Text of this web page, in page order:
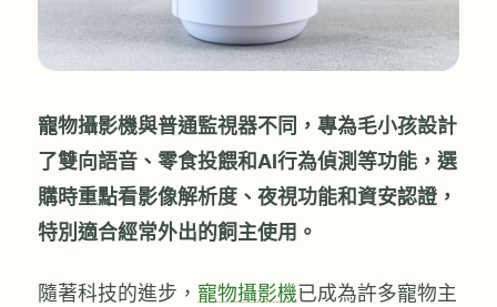
寵物攝影機與普通監視器不同，專為毛小孩設計
了雙向語音、零食投餵和AI行為偵測等功能，選
購時重點看影像解析度、夜視功能和資安認證，
特別適合經常外出的飼主使用。
隨著科技的進步， 寵物攝影機已成為許多寵物主